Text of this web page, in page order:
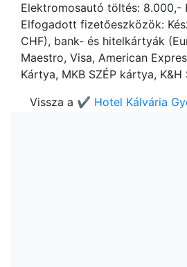
Elektromosautó töltés: 8.000,-
Elfogadott fizetőeszközök:
CHF), bank- és hitelkártyák
Maestro, Visa, American
Kártya, MKB SZÉP kártya, K&H
Vissza a ✔️ Hotel Kálvária